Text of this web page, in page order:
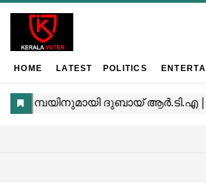
HOME LATEST POLITICS